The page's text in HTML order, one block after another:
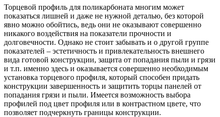
Торцевой профиль для поликарбоната многим может
показаться лишней и даже не нужной деталью, без которой
явно можно обойтись, ведь они не оказывают совершенно
никакого воздействия на показатели прочности и
долговечности. Однако не стоит забывать и о другой группе
показателей – эстетичность и привлекательность внешнего
вида готовой конструкции, защита от попадания пыли и грязи
и т.п. именно здесь и оказывается совершенно необходимым
установка торцевого профиля, который способен придать
конструкции завершенность и защитить торцы панелей от
попадания грязи и пыли. Имеется возможность выбора
профилей под цвет профиля или в контрастном цвете, что
позволяет подчеркнуть границы конструкции.